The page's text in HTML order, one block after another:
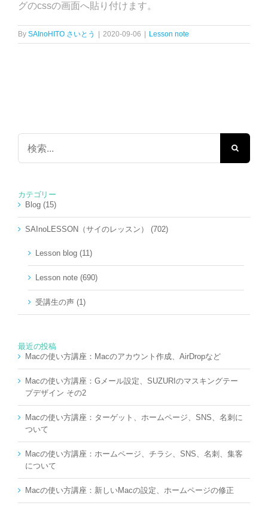
グのcssの画面へ貼り付けます。
By SAInoHITO さいとう 2020-09-06 Lesson note
検
…
カテゴリー
Blog (15)
SAInoLESSON（サイのレッスン） (702)
Lesson blog (11)
Lesson note (690)
受講生の声 (1)
最近の投稿
Macの使い方講座：Macのアカウント作成、AirDropなど
Macの使い方講座：Gメール設定、SUZURIのマスキングテー
プデザイン その2
Macの使い方講座：ターゲット、ホームページ、SNS、名刺に
ついて
Macの使い方講座：ホームページ、チラシ、SNS、名刺、集客
について
Macの使い方講座：新しいMacの設定、ホームページの修正